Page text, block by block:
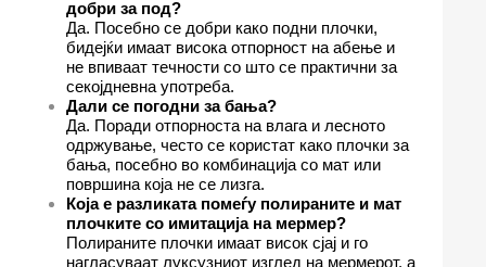
добри за под?
Да. Посебно се добри како подни плочки,
бидејќи имаат висока отпорност на абење и
не впиваат течности со што се практични за
секојдневна употреба.
Дали се погодни за бања?
Да. Поради отпорноста на влага и лесното
одржување, често се користат како плочки за
бања, посебно во комбинација со мат или
површина која не се лизга.
Која е разликата помеѓу полираните и мат
плочките со имитација на мермер?
Полираните плочки имаат висок сјај и го
нагласуваат луксузниот изглед на мермерот, а